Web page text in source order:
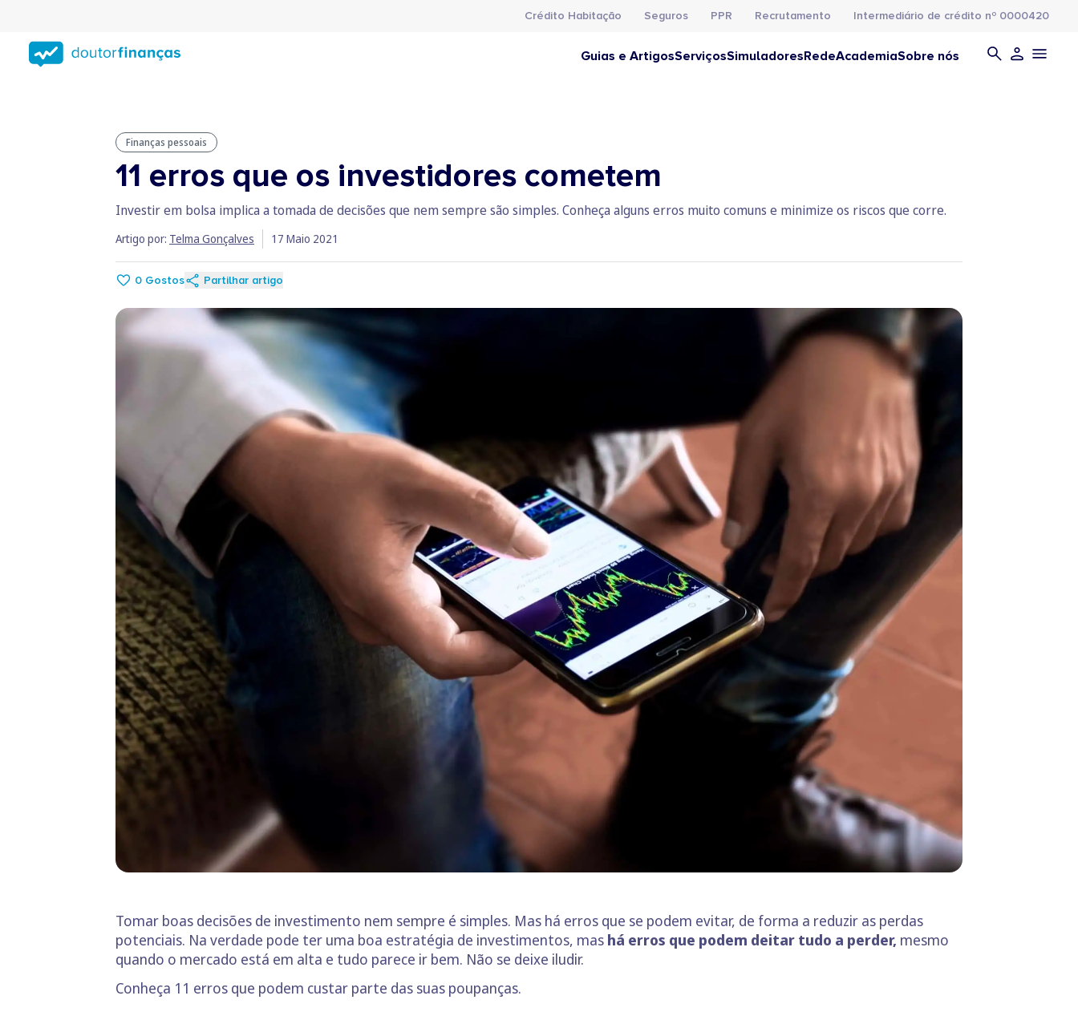
conteúdo
principal
Crédito Habitação Seguros PPR Recrutamento Intermediário de crédito nº 0000420
Guias e ArtigosServiçosSimuladoresRedeAcademiaSobre nós
Finanças pessoais
11 erros que os investidores cometem
Investir em bolsa implica a tomada de decisões que nem sempre são simples. Conheça alguns erros muito comuns e minimize os riscos que corre.
Artigo por: Telma Gonçalves 17 Maio 2021
0 Gostos Partilhar artigo
Tomar boas decisões de investimento nem sempre é simples. Mas há erros que se podem evitar, de forma a reduzir as perdas
potenciais. Na verdade pode ter uma boa estratégia de investimentos, mas há erros que podem deitar tudo a perder, mesmo
quando o mercado está em alta e tudo parece ir bem. Não se deixe iludir.
Conheça 11 erros que podem custar parte das suas poupanças.